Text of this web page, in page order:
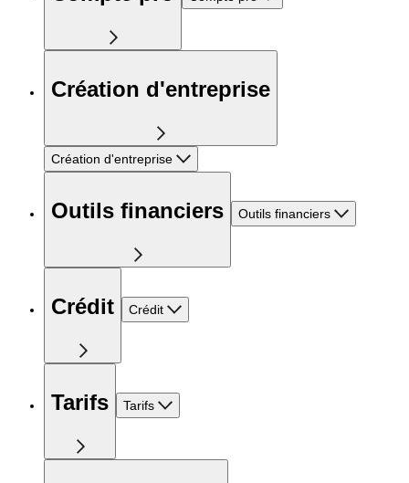
Création d'entreprise
Création d'entreprise
Outils financiers Outils financiers
Crédit Crédit
Tarifs Tarifs